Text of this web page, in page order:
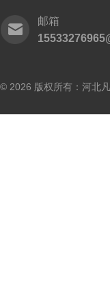
邮箱
© 2026 版权所有：河北